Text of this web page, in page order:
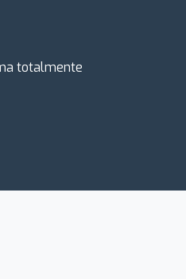
totalmente